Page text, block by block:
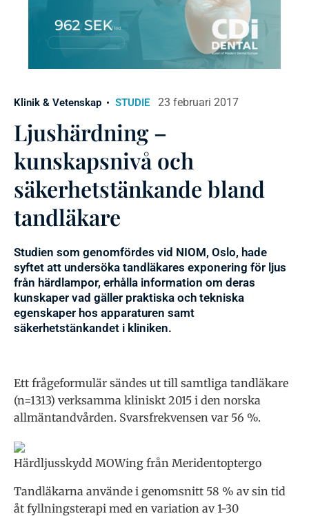
Klinik & Vetenskap STUDIE 23 februari 2017
Ljushärdning –
kunskapsnivå och
säkerhetstänkande bland
tandläkare
Studien som genomfördes vid NIOM, Oslo, hade
syftet att undersöka tandläkares exponering för ljus
från härdlampor, erhålla information om deras
kunskaper vad gäller praktiska och tekniska
egenskaper hos apparaturen samt
säkerhetstänkandet i kliniken.
Ett frågeformulär sändes ut till samtliga tandläkare
(n=1313) verksamma kliniskt 2015 i den norska
allmäntandvården. Svarsfrekvensen var 56 %.
Härdljusskydd MOWing från Meridentoptergo
Tandläkarna använde i genomsnitt 58 % av sin tid
åt fyllningsterapi med en variation av 1-30